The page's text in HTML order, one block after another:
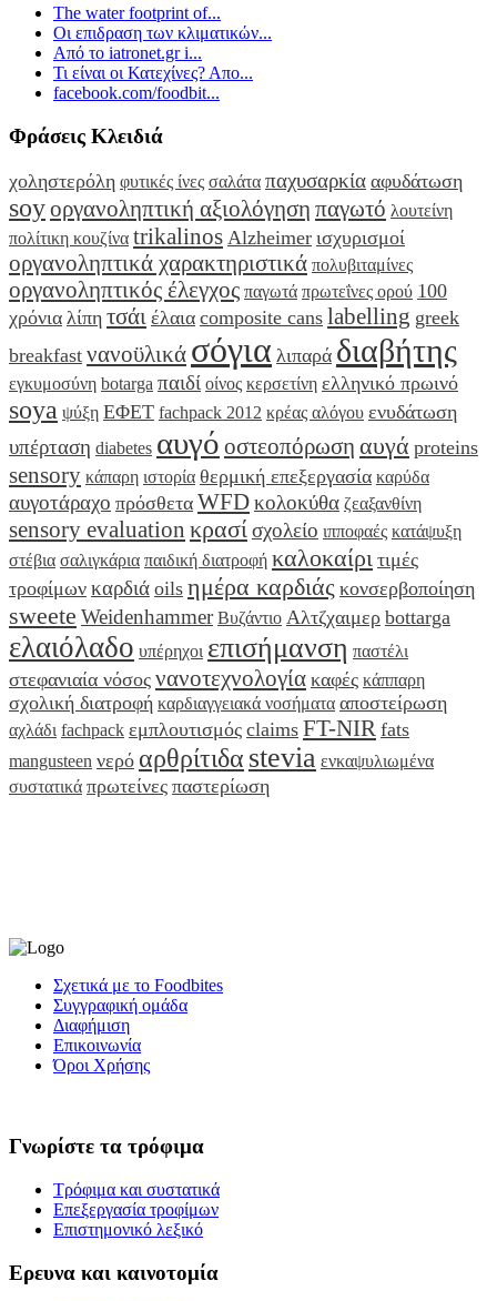
The water footprint of...
Οι επιδραση των κλιματικών...
Από το iatronet.gr i...
Τι είναι οι Κατεχίνες? Απο...
facebook.com/foodbit...
Φράσεις Κλειδιά
χοληστερόλη φυτικές ίνες σαλάτα παχυσαρκία αφυδάτωση
soyοργανοληπτική αξιολόγηση παγωτό λουτείνη
πολίτικη κουζίνα trikalinos Alzheimer ισχυρισμοί
οργανοληπτικά χαρακτηριστικά πολυβιταμίνες
οργανοληπτικός έλεγχος παγωτά πρωτεΐνες ορού 100
χρόνια λίπη τσάι έλαια composite cans labelling greek
breakfast νανοϋλικά σόγια λιπαρά διαβήτης
εγκυμοσύνη botarga παιδί οίνος κερσετίνη ελληνικό πρωινό
soya ψύξη ΕΦΕΤ fachpack 2012 κρέας αλόγου ενυδάτωση
υπέρταση diabetes αυγό οστεοπόρωση αυγά proteins
sensory κάπαρη ιστορία θερμική επεξεργασία καρύδα
αυγοτάραχο πρόσθετα WFDκολοκύθα ζεαξανθίνη
sensory evaluation κρασίσχολείο ιπποφαές κατάψυξη
στέβια σαλιγκάρια παιδική διατροφή καλοκαίρι τιμές
τροφίμων καρδιά oils ημέρα καρδιάς κονσερβοποίηση
sweete Weidenhammer Βυζάντιο Αλτζχαιμερ bottarga
ελαιόλαδο υπέρηχοι επισήμανση παστέλι
στεφανιαία νόσος νανοτεχνολογία καφές κάππαρη
σχολική διατροφή καρδιαγγειακά νοσήματα αποστείρωση
αχλάδι fachpack εμπλουτισμός claims FT-NIR fats
mangusteen νερό αρθρίτιδα stevia ενκαψυλιωμένα
συστατικά πρωτείνες παστερίωση
Σχετικά με το Foodbites
Συγγραφική ομάδα
Διαφήμιση
Επικοινωνία
Όροι Χρήσης
Γνωρίστε τα τρόφιμα
Τρόφιμα και συστατικά
Επεξεργασία τροφίμων
Επιστημονικό λεξικό
Ερευνα και καινοτομία